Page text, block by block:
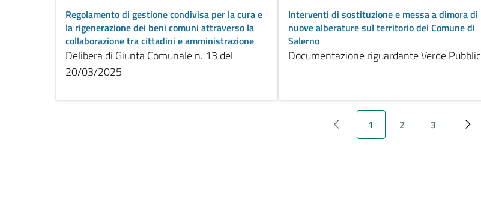
Regolamento di gestione condivisa per la cura e
la rigenerazione dei beni comuni attraverso la
collaborazione tra cittadini e amministrazione
Delibera di Giunta Comunale n. 13 del
20/03/2025
Interventi di sostituzione e messa a dimora di
nuove alberature sul territorio del Comune di
Salerno
Documentazione riguardante Verde
‹ PreviousPagina attuale
1 Page
2 Page
3